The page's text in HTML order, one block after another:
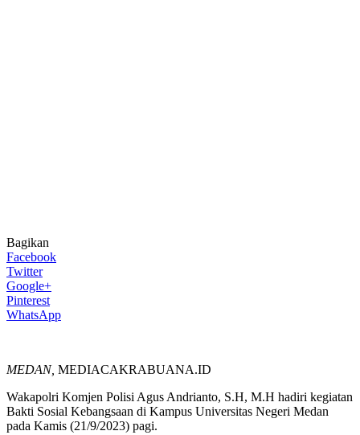
Bagikan
Facebook
Twitter
Google+
Pinterest
WhatsApp
MEDAN, MEDIACAKRABUANA.ID
Wakapolri Komjen Polisi Agus Andrianto, S.H, M.H hadiri kegiatan
Bakti Sosial Kebangsaan di Kampus Universitas Negeri Medan
pada Kamis (21/9/2023) pagi.